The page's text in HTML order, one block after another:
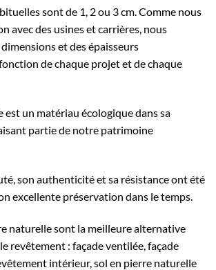
sont de 1, 2 ou 3 cm. Comme nous
avec des usines et carrières, nous
et des épaisseurs
de chaque projet et de chaque
est un matériau écologique dans sa
partie de notre patrimoine
son authenticité et sa résistance ont été
excellente préservation dans le temps.
naturelle sont la meilleure alternative
revêtement : façade ventilée, façade
intérieur, sol en pierre naturelle